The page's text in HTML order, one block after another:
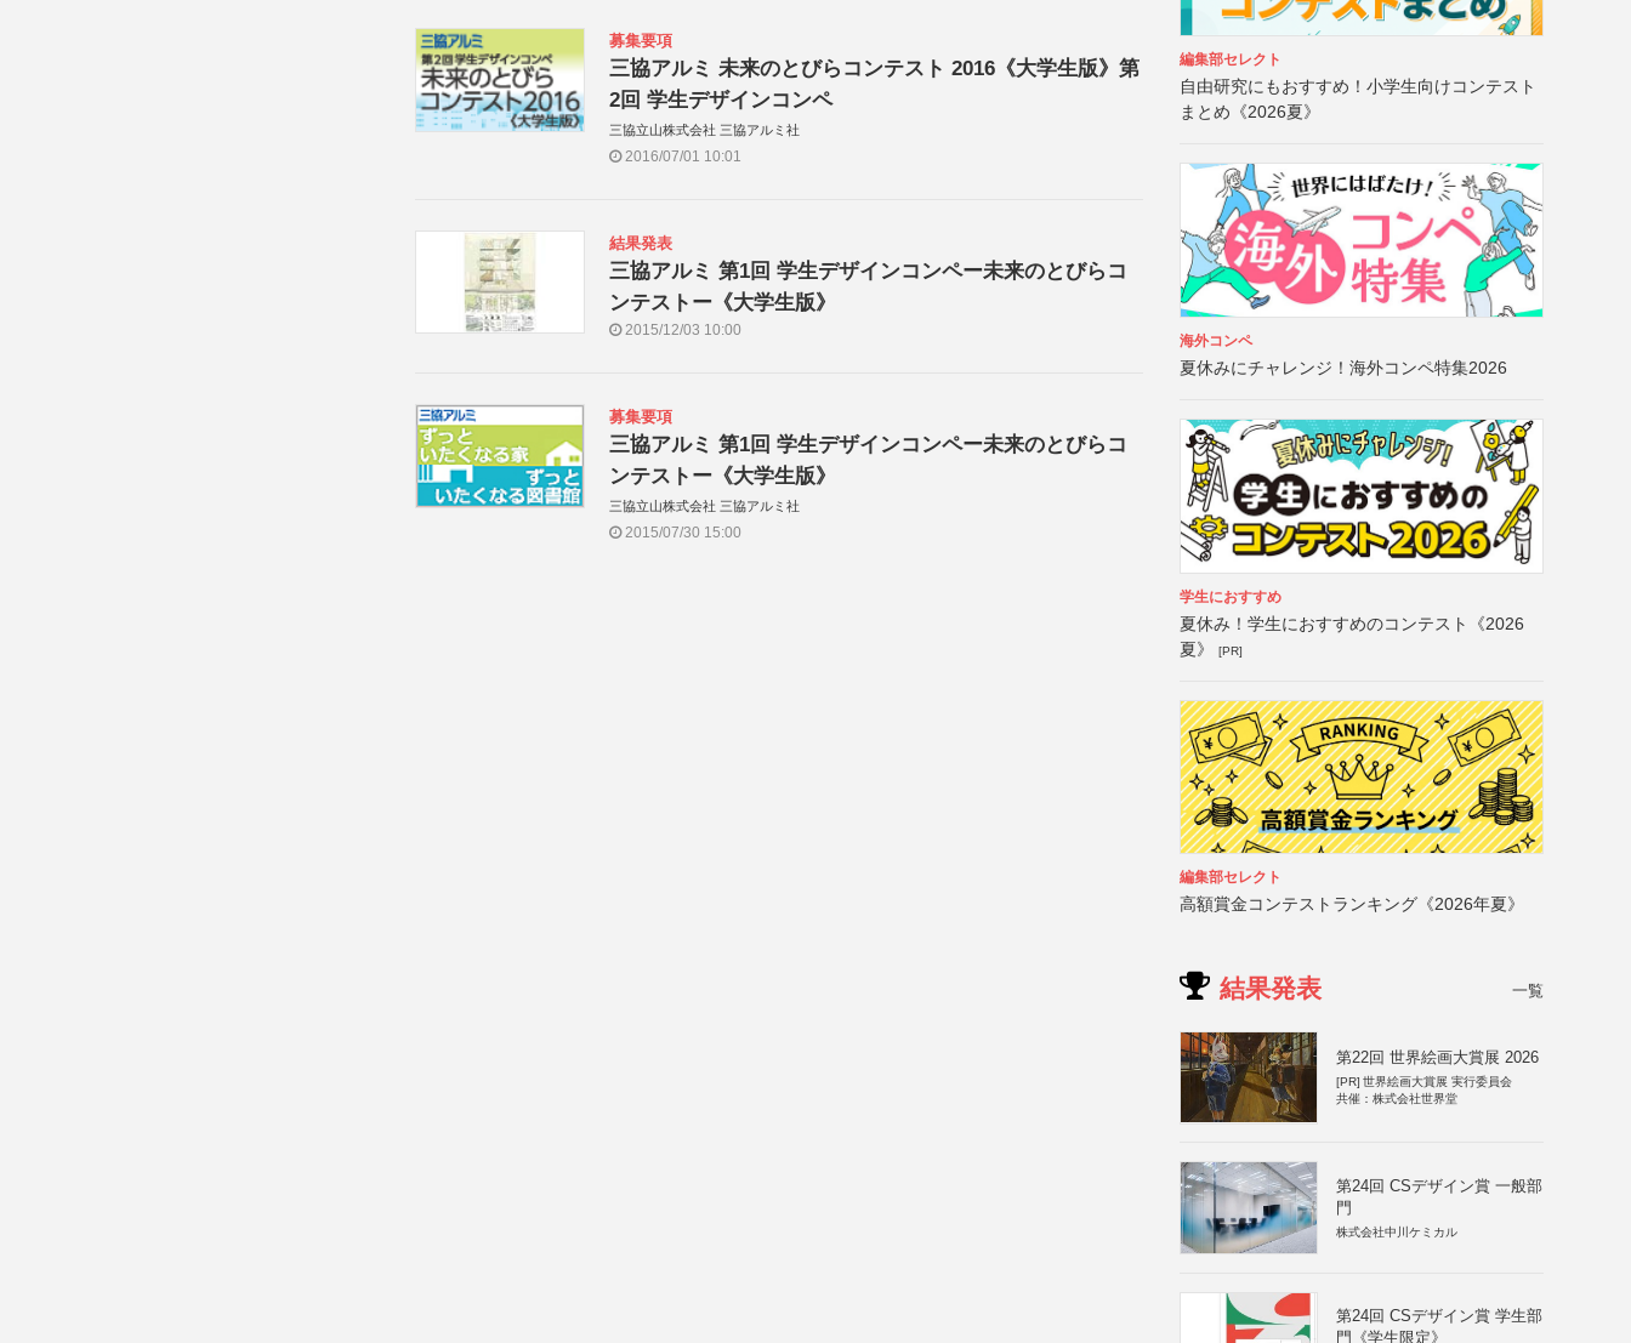
募集要項
三協アルミ 未来のとびらコンテスト 2016《大学生版》第
2回 学生デザインコンペ
三協立山株式会社 三協アルミ社
2016/07/01 10:01
結果発表
三協アルミ 第1回 学生デザインコンペー未来のとびらコ
ンテストー《大学生版》
2015/12/03 10:00
募集要項
三協アルミ 第1回 学生デザインコンペー未来のとびらコ
ンテストー《大学生版》
三協立山株式会社 三協アルミ社
2015/07/30 15:00
編集部セレクト
自由研究にもおすすめ！小学生向けコンテスト
まとめ《2026夏》
海外コンペ
夏休みにチャレンジ！海外コンペ特集2026
学生におすすめ
夏休み！学生におすすめのコンテスト《2026
夏》
[PR]
編集部セレクト
高額賞金コンテストランキング《2026年夏》
結果発表 一覧
第22回 世界絵画大賞展 2026
[PR] 世界絵画大賞展 実行委員会
共催：株式会社世界堂
第24回 CSデザイン賞 一般部
門
株式会社中川ケミカル
第24回 CSデザイン賞 学生部
門《学生限定》